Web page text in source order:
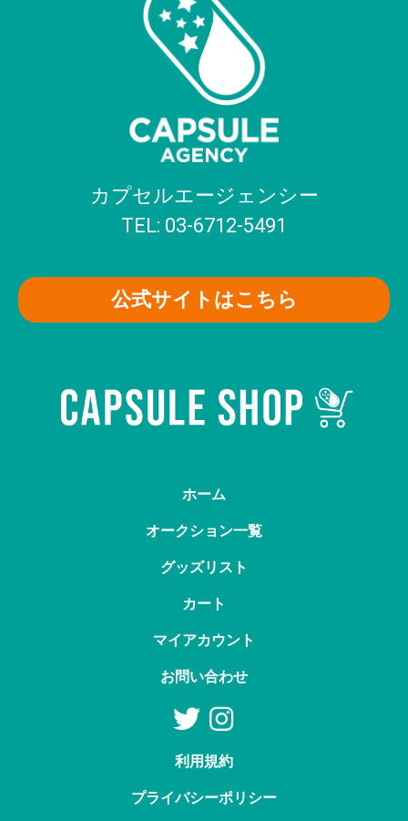
カプセルエージェンシー
TEL: 03-6712-5491
公式サイトはこちら
ホーム
オークション一覧
グッズリスト
カート
マイアカウント
お問い合わせ
利用規約
プライバシーポリシー